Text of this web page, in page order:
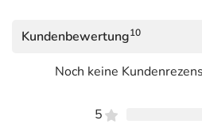
Kundenbewertung10
Noch keine
5